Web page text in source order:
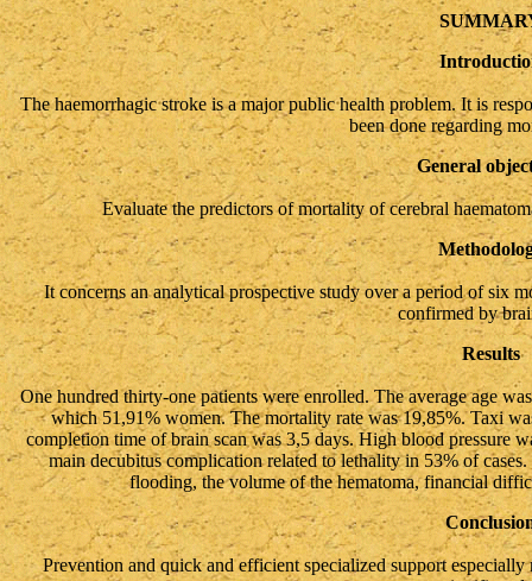
The haemorrhagic stroke is a major public health problem. It is
been done regarding
General
Evaluate the predictors of mortality of cerebral
It concerns an analytical prospective study over a period of six
confirmed by
Results
One hundred thirty-one patients were enrolled. The average age
which 51,91% women. The mortality rate was 19,85%. Taxi
completion time of brain scan was 3,5 days. High blood pressure
main decubitus complication related to lethality in 53% of
flooding, the volume of the hematoma, financial
Prevention and quick and efficient specialized support